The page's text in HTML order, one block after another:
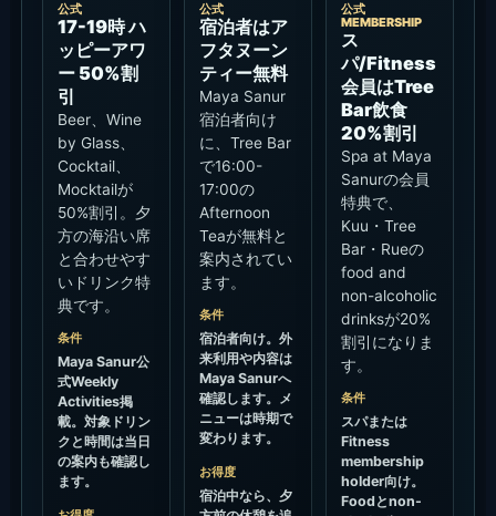
公式
17-19時 ハ
ッピーアワ
ー 50%割
引
Beer、Wine
by Glass、
Cocktail、
Mocktailが
50%割引。夕
方の海沿い席
と合わせやす
いドリンク特
典です。
条件
Maya Sanur公
式Weekly
Activities掲
載。対象ドリン
クと時間は当日
の案内も確認し
ます。
公式
宿泊者はア
フタヌーン
ティー無料
Maya Sanur
宿泊者向け
に、Tree Bar
で16:00-
17:00の
Afternoon
Teaが無料と
案内されてい
ます。
条件
宿泊者向け。外
来利用や内容は
Maya Sanurへ
確認します。メ
ニューは時期で
変わります。
お得度
宿泊中なら、夕
公式
MEMBERSHIP
ス
パ/Fitness
会員はTree
Bar飲食
20%割引
Spa at Maya
Sanurの会員
特典で、
Kuu・Tree
Bar・Rueの
food and
non-alcoholic
drinksが20%
割引になりま
す。
条件
スパまたは
Fitness
membership
holder向け。
Foodとnon-